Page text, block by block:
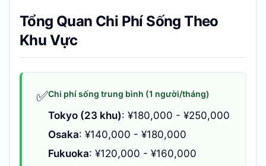
Tổng Quan Chi Phí Sống Theo
Khu Vực
✅Chi phí sống trung bình (1 người/tháng)
Tokyo (23 khu): ¥180,000 - ¥250,000
Osaka: ¥140,000 - ¥180,000
Fukuoka: ¥120,000 - ¥160,000